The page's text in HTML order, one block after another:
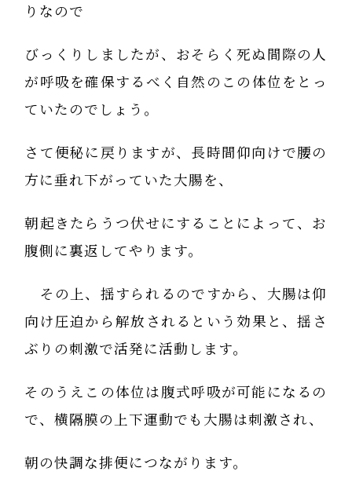
りなので
びっくりしましたが、おそらく死ぬ間際の人
が呼吸を確保するべく自然のこの体位をとっ
ていたのでしょう。
さて便秘に戻りますが、長時間仰向けで腰の
方に垂れ下がっていた大腸を、
朝起きたらうつ伏せにすることによって、お
腹側に裏返してやります。
その上、揺すられるのですから、大腸は仰
向け圧迫から解放されるという効果と、揺さ
ぶりの刺激で活発に活動します。
そのうえこの体位は腹式呼吸が可能になるの
で、横隔膜の上下運動でも大腸は刺激され、
朝の快調な排便につながります。